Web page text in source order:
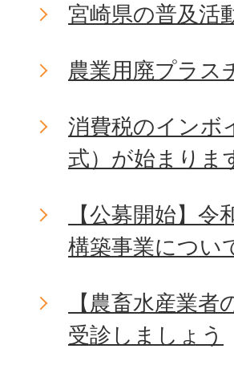
宮崎県の普及活
農業用廃プラス
消費税のインボ
式）が始まりま
【公募開始】
構築事業につい
【農畜水産業
受診しましょう